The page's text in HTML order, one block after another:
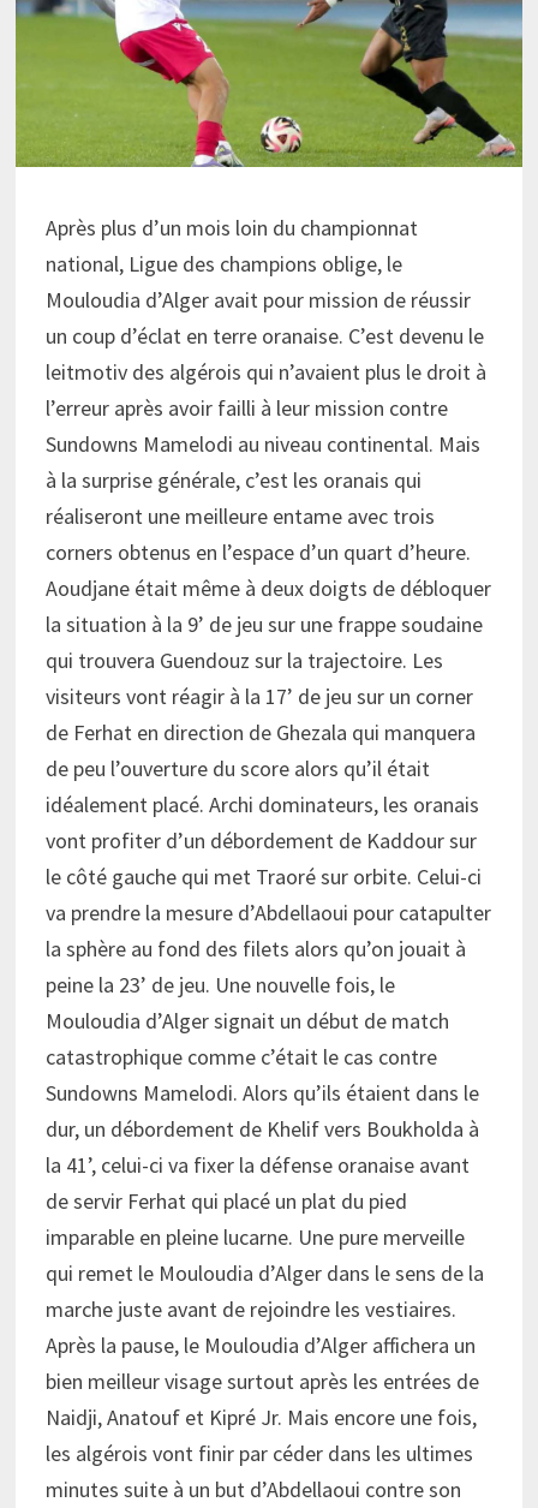
Après plus d’un mois loin du championnat
national, Ligue des champions oblige, le
Mouloudia d’Alger avait pour mission de réussir
un coup d’éclat en terre oranaise. C’est devenu le
leitmotiv des algérois qui n’avaient plus le droit à
l’erreur après avoir failli à leur mission contre
Sundowns Mamelodi au niveau continental. Mais
à la surprise générale, c’est les oranais qui
réaliseront une meilleure entame avec trois
corners obtenus en l’espace d’un quart d’heure.
Aoudjane était même à deux doigts de débloquer
la situation à la 9’ de jeu sur une frappe soudaine
qui trouvera Guendouz sur la trajectoire. Les
visiteurs vont réagir à la 17’ de jeu sur un corner
de Ferhat en direction de Ghezala qui manquera
de peu l’ouverture du score alors qu’il était
idéalement placé. Archi dominateurs, les oranais
vont profiter d’un débordement de Kaddour sur
le côté gauche qui met Traoré sur orbite. Celui-ci
va prendre la mesure d’Abdellaoui pour catapulter
la sphère au fond des filets alors qu’on jouait à
peine la 23’ de jeu. Une nouvelle fois, le
Mouloudia d’Alger signait un début de match
catastrophique comme c’était le cas contre
Sundowns Mamelodi. Alors qu’ils étaient dans le
dur, un débordement de Khelif vers Boukholda à
la 41’, celui-ci va fixer la défense oranaise avant
de servir Ferhat qui placé un plat du pied
imparable en pleine lucarne. Une pure merveille
qui remet le Mouloudia d’Alger dans le sens de la
marche juste avant de rejoindre les vestiaires.
Après la pause, le Mouloudia d’Alger affichera un
bien meilleur visage surtout après les entrées de
Naidji, Anatouf et Kipré Jr. Mais encore une fois,
les algérois vont finir par céder dans les ultimes
minutes suite à un but d’Abdellaoui contre son